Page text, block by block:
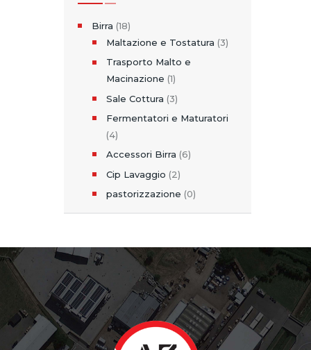
Birra (18)
Maltazione e Tostatura (3)
Trasporto Malto e
Macinazione (1)
Sale Cottura (3)
Fermentatori e Maturatori
(4)
Accessori Birra (6)
Cip Lavaggio (2)
pastorizzazione (0)